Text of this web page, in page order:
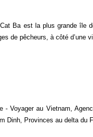
Ba est la plus grande île
de pêcheurs, à côté d’une
- Voyager au Vietnam,
Dinh, Provinces au delta du